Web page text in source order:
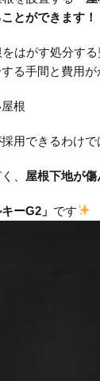
とができます！
はがす処分す
る手間と費用
根
用できるわけで
、 屋根下地が傷
キーG2」 です